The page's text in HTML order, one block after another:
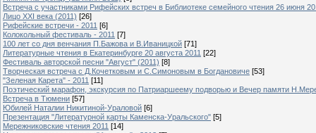
Встреча с участниками Рифейских встреч в Библиотеке семейного чтения 26 июня
Лицо XXI века (2011) [26]
Рифейские встречи - 2011 [6]
Колокольный фестиваль - 2011 [7]
100 лет со дня венчания П.Бажова и В.Иваницкой [71]
Литературные чтения в Екатеринбурге 20 августа 2011 [22]
Фестиваль авторской песни "Август" (2011) [8]
Творческая встреча с Д.Кочетковым и С.Симоновым в Богдановиче [53]
"Зеленая Карета" - 2011 [11]
Поэтический марафон, экскурсия по Патриаршеему подворью и Вечер памяти
Встреча в Тюмени [57]
Юбилей Наталии Никитиной-Ураловой [6]
Презентация "Литературной карты Каменска-Уральского" [5]
Мережниковские чтения 2011 [14]